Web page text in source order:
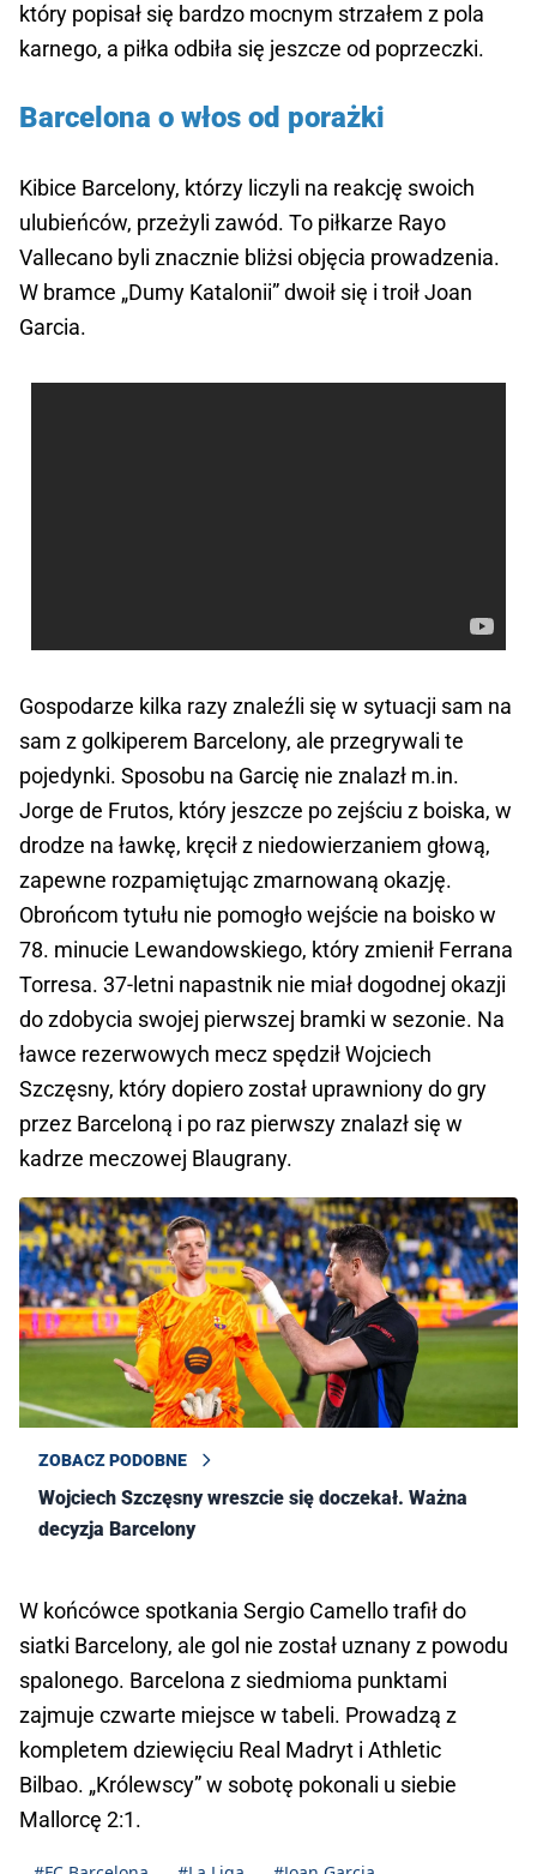
który popisał się bardzo mocnym strzałem z pola
karnego, a piłka odbiła się jeszcze od poprzeczki.
Barcelona o włos od porażki
Kibice Barcelony, którzy liczyli na reakcję swoich
ulubieńców, przeżyli zawód. To piłkarze Rayo
Vallecano byli znacznie bliżsi objęcia prowadzenia.
W bramce „Dumy Katalonii” dwoił się i troił Joan
Garcia.
Gospodarze kilka razy znaleźli się w sytuacji sam na
sam z golkiperem Barcelony, ale przegrywali te
pojedynki. Sposobu na Garcię nie znalazł m.in.
Jorge de Frutos, który jeszcze po zejściu z boiska, w
drodze na ławkę, kręcił z niedowierzaniem głową,
zapewne rozpamiętując zmarnowaną okazję.
Obrońcom tytułu nie pomogło wejście na boisko w
78. minucie Lewandowskiego, który zmienił Ferrana
Torresa. 37-letni napastnik nie miał dogodnej okazji
do zdobycia swojej pierwszej bramki w sezonie. Na
ławce rezerwowych mecz spędził Wojciech
Szczęsny, który dopiero został uprawniony do gry
przez Barceloną i po raz pierwszy znalazł się w
kadrze meczowej Blaugrany.
ZOBACZ PODOBNE
Wojciech Szczęsny wreszcie się doczekał. Ważna
decyzja Barcelony
W końcówce spotkania Sergio Camello trafił do
siatki Barcelony, ale gol nie został uznany z powodu
spalonego. Barcelona z siedmioma punktami
zajmuje czwarte miejsce w tabeli. Prowadzą z
kompletem dziewięciu Real Madryt i Athletic
Bilbao. „Królewscy” w sobotę pokonali u siebie
Mallorcę 2:1.